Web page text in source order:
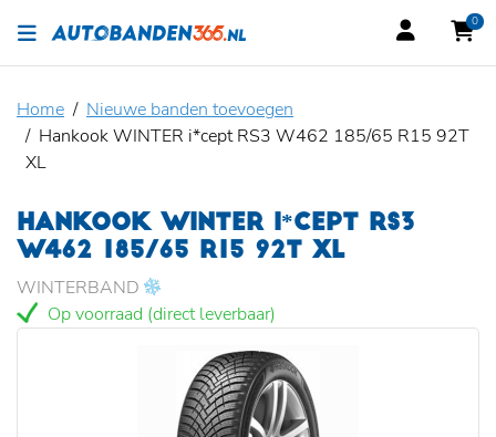
0
Home
Nieuwe banden toevoegen
Hankook WINTER i*cept RS3 W462 185/65 R15 92T
XL
HANKOOK WINTER I*CEPT RS3
W462 185/65 R15 92T XL
WINTERBAND
Op voorraad (direct leverbaar)